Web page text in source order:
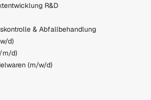
R&D
& Abfallbehandlung
d)
m/d)
(m/w/d)